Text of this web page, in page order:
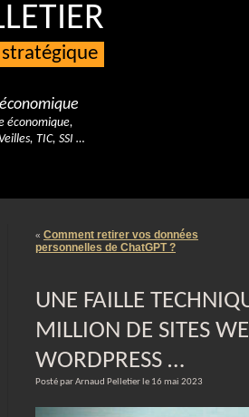
économique,
TIC, SSI …
« Comment retirer vos données
personnelles de ChatGPT ?
UNE FAILLE
MILLION DE SITES
WORDPRESS …
Posté par Arnaud Pelletier le 16 mai 2023